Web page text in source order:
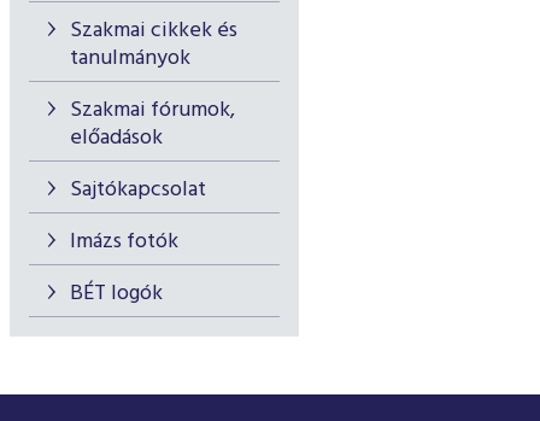
Szakmai cikkek és
tanulmányok
Szakmai fórumok,
előadások
Sajtókapcsolat
Imázs fotók
BÉT logók